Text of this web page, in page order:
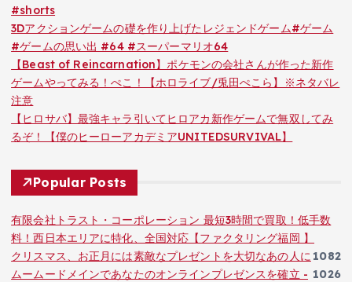
#shorts
3Dアクションゲームの礎を作り上げたレジェンドゲーム#ゲーム
#ゲームの思い出 #64 #スーパーマリオ64
【Beast of Reincarnation】ポケモンの会社さんが作った新作
ゲームやってみる！ぺこ！【ホロライブ/兎田ぺこら】※ネタバレ
注意
【ヒロサバ】最強キャラ引いてヒロアカ新作ゲームで無双してみ
るぞ！【僕のヒーローアカデミアUNITEDSURVIVAL】
Popular Posts
有限会社トラスト・コーポレーション 最短3時間で買取！低手数
料！西日本エリアに特化、全国対応【ファクタリング福岡 】
1082
クリスマス、お正月には素敵なプレゼントを大切なあの人に
1026
ムームードメインであなたのオンラインプレゼンスを確立 -